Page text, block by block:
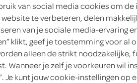
20 min.
nagerecht/desserts,
van social media cookies om de
te verbeteren, delen
van je sociale media-ervaring
klikt, geef je toestemming voor al
alleen de strikt noodzakelijke,
Wanneer je zelf je voorkeuren wil
Je kunt jouw cookie-instellingen op